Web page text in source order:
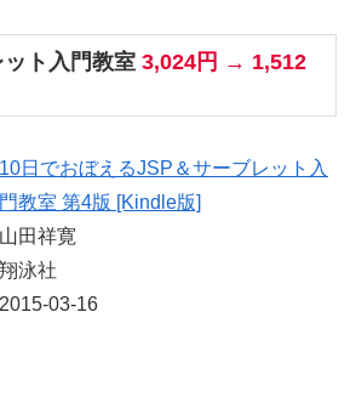
ト入門教室 3,024円 → 1,512
10日でおぼえるJSP＆サーブレット入
門教室 第4版 [Kindle版]
山田祥寛
翔泳社
2015-03-16